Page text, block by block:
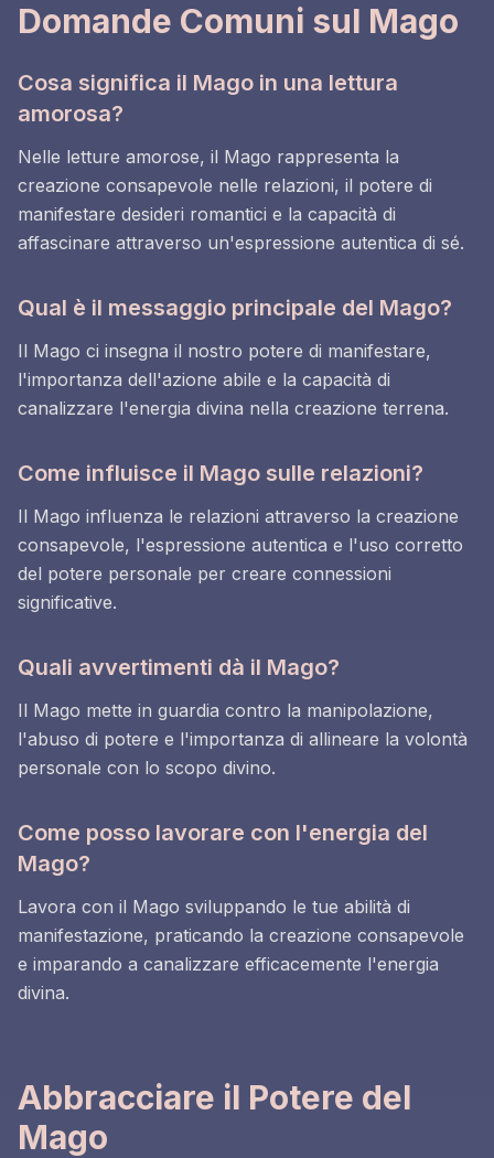
Domande Comuni sul Mago
Cosa significa il Mago in una lettura
amorosa?
Nelle letture amorose, il Mago rappresenta la
creazione consapevole nelle relazioni, il potere di
manifestare desideri romantici e la capacità di
affascinare attraverso un'espressione autentica di sé.
Qual è il messaggio principale del Mago?
Il Mago ci insegna il nostro potere di manifestare,
l'importanza dell'azione abile e la capacità di
canalizzare l'energia divina nella creazione terrena.
Come influisce il Mago sulle relazioni?
Il Mago influenza le relazioni attraverso la creazione
consapevole, l'espressione autentica e l'uso corretto
del potere personale per creare connessioni
significative.
Quali avvertimenti dà il Mago?
Il Mago mette in guardia contro la manipolazione,
l'abuso di potere e l'importanza di allineare la volontà
personale con lo scopo divino.
Come posso lavorare con l'energia del
Mago?
Lavora con il Mago sviluppando le tue abilità di
manifestazione, praticando la creazione consapevole
e imparando a canalizzare efficacemente l'energia
divina.
Abbracciare il Potere del
Mago